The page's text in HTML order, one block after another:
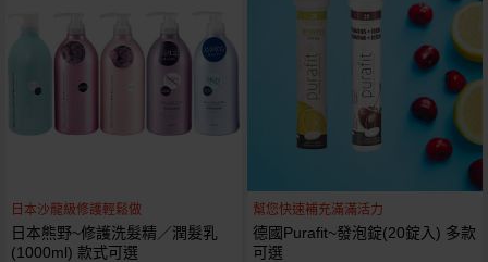
日本沙龍級修護輕鬆做
日本熊野~修護洗髮精／潤髮乳
(1000ml) 款式可選
幫您快速補充滿滿活力
德國Purafit~發泡錠(20錠入) 多款
可選